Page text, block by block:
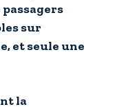
sur
et seule une
la